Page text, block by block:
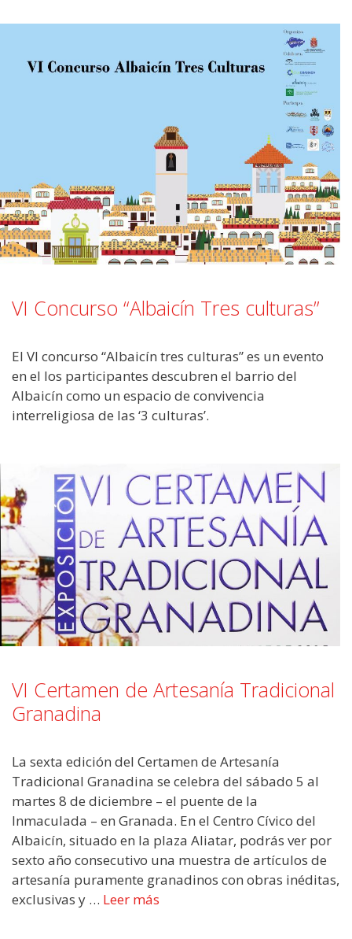
VI Concurso “Albaicín Tres culturas”
El VI concurso “Albaicín tres culturas” es un evento
en el los participantes descubren el barrio del
Albaicín como un espacio de convivencia
interreligiosa de las ‘3 culturas’.
VI Certamen de Artesanía Tradicional
Granadina
La sexta edición del Certamen de Artesanía
Tradicional Granadina se celebra del sábado 5 al
martes 8 de diciembre – el puente de la
Inmaculada – en Granada. En el Centro Cívico del
Albaicín, situado en la plaza Aliatar, podrás ver por
sexto año consecutivo una muestra de artículos de
artesanía puramente granadinos con obras inéditas,
exclusivas y … Leer más